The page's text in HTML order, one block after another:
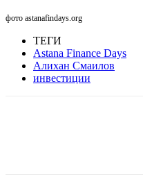
фото astanafindays.org
ТЕГИ
Astana Finance Days
Алихан Смаилов
инвестиции